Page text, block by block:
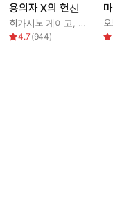
용의자 X의 헌신
히가시노 게이고 양억관
4.7 (944)